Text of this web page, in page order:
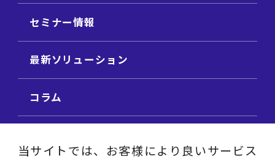
セミナー情報
最新ソリューション
コラム
当サイトでは、お客様により良いサービス